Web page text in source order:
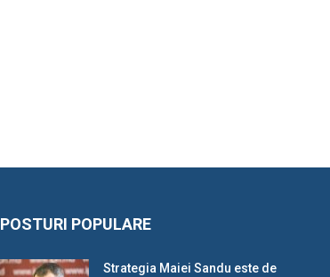
POSTURI POPULARE
Strategia Maiei Sandu este de